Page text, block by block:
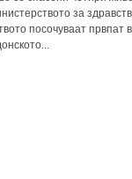
за
посочуваат првпат